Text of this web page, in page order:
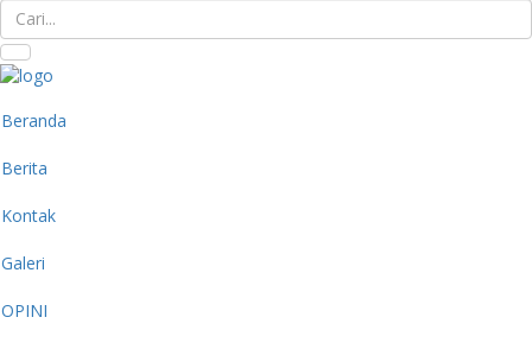
Beranda
Berita
Kontak
Galeri
OPINI